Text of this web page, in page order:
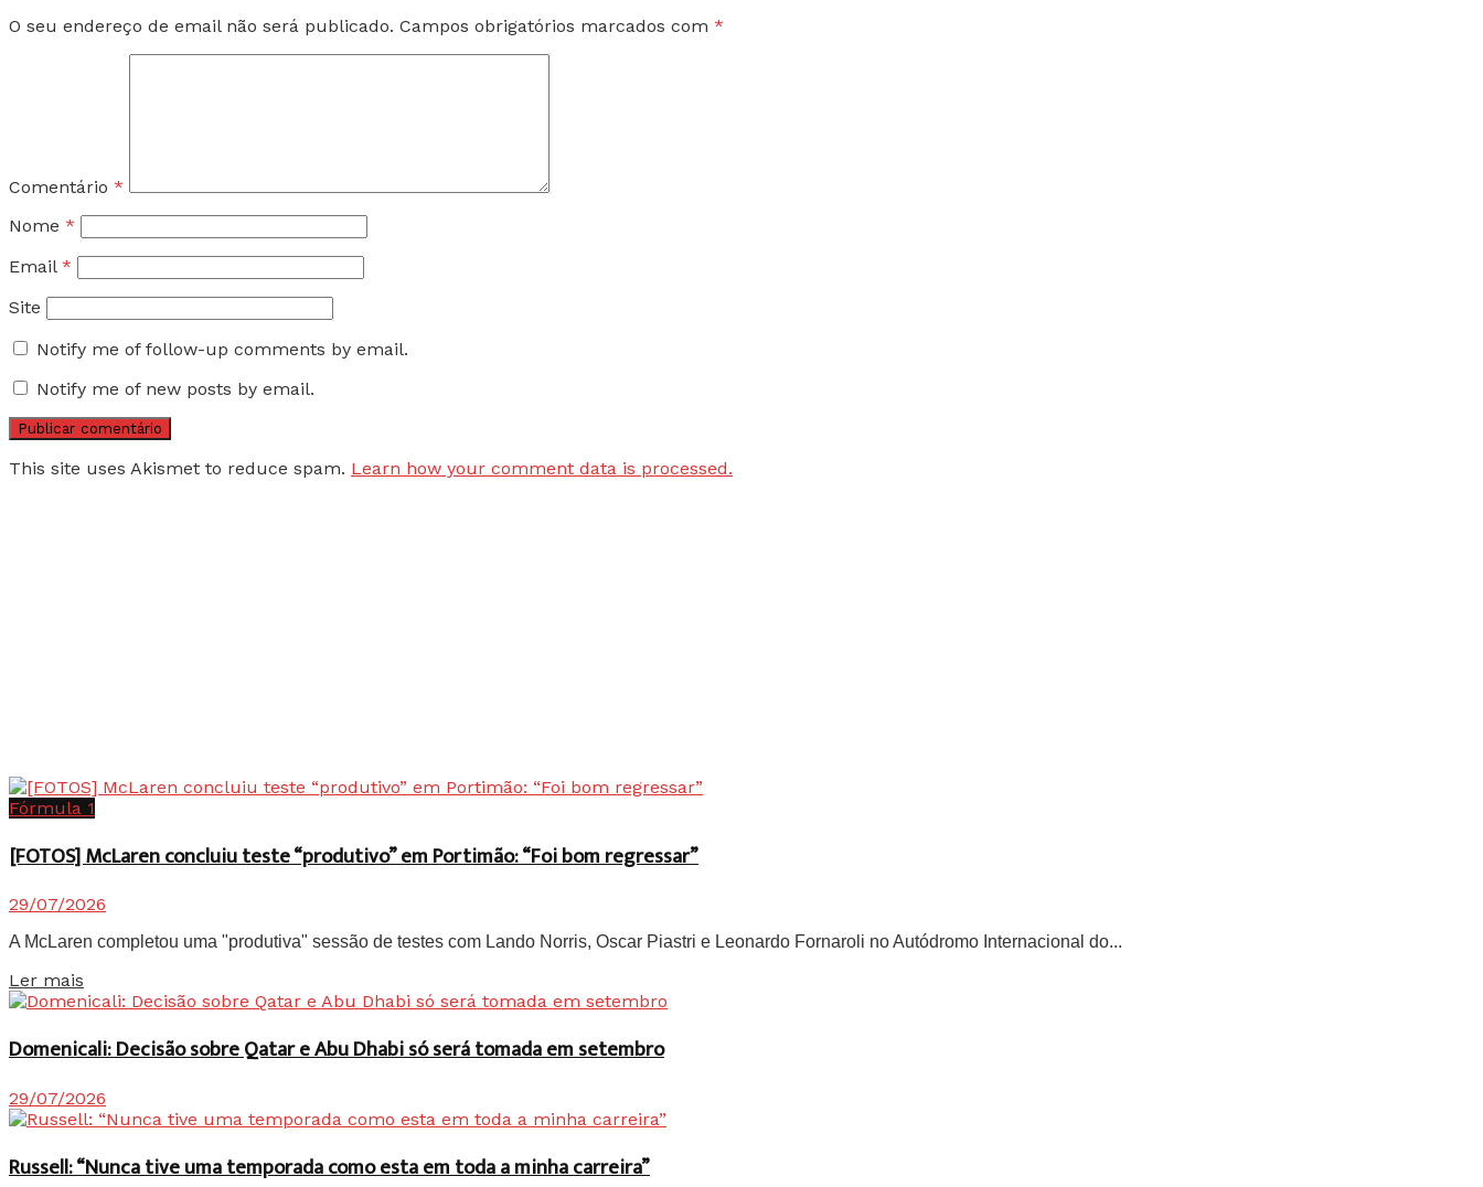
O seu endereço de email não será publicado. Campos obrigatórios marcados com *
Comentário *
Nome *
Email *
Site
Notify me of follow-up comments by email.
Notify me of new posts by email.
This site uses Akismet to reduce spam. Learn how your comment data is processed.
Fórmula 1
[FOTOS] McLaren concluiu teste “produtivo” em Portimão: “Foi bom regressar”
29/07/2026
A McLaren completou uma "produtiva" sessão de testes com Lando Norris, Oscar Piastri e Leonardo Fornaroli no Autódromo Internacional do...
Ler mais
Domenicali: Decisão sobre Qatar e Abu Dhabi só será tomada em setembro
29/07/2026
Russell: “Nunca tive uma temporada como esta em toda a minha carreira”